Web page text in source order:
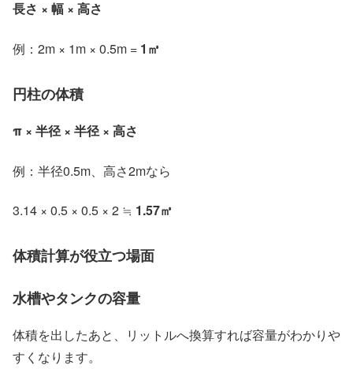
長さ × 幅 × 高さ
例：2m × 1m × 0.5m = 1㎥
円柱の体積
π × 半径 × 半径 × 高さ
例：半径0.5m、高さ2mなら
3.14 × 0.5 × 0.5 × 2 ≒ 1.57㎥
体積計算が役立つ場面
水槽やタンクの容量
体積を出したあと、リットルへ換算すれば容量がわかりや
すくなります。